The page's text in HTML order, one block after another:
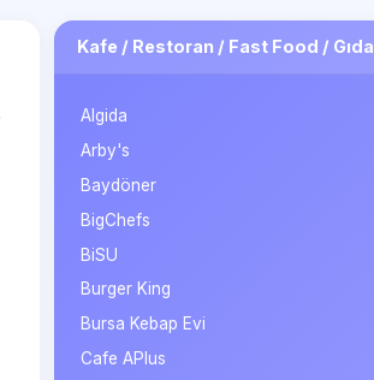
Kafe / Restoran / Fast Food / Gıda
Algida
Arby's
Baydöner
BigChefs
BiSU
Burger King
Bursa Kebap Evi
Cafe APlus